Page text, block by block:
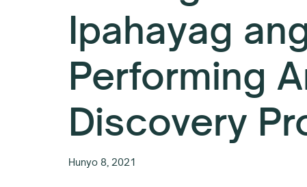
Ipahayag
Performing
Discovery
Hunyo 8, 2021